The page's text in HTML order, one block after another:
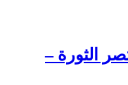
الثورة –